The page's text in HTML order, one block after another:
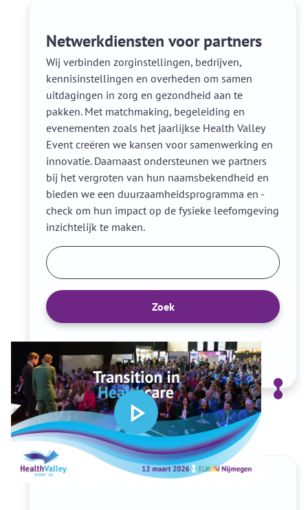
Netwerkdiensten voor partners
Wij verbinden zorginstellingen, bedrijven,
kennisinstellingen en overheden om samen
uitdagingen in zorg en gezondheid aan te
pakken. Met matchmaking, begeleiding en
evenementen zoals het jaarlijkse Health Valley
Event creëren we kansen voor samenwerking en
innovatie. Daarnaast ondersteunen we partners
bij het vergroten van hun naamsbekendheid en
bieden we een duurzaamheidsprogramma en -
check om hun impact op de fysieke leefomgeving
inzichtelijk te maken.
Zoek